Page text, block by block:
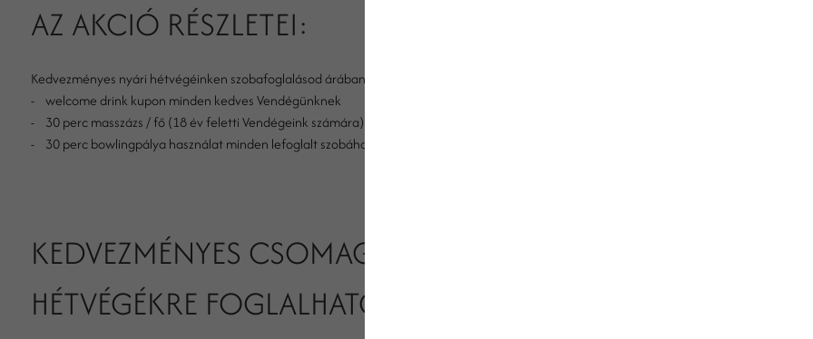
AZ AKCIÓ RÉSZLETEI:
Kedvezményes nyári hétvégéinken szobafoglalásod árában a szálláson kívül az alábbi szolgáltatásokkal várunk:
- welcome drink kupon minden kedves Vendégünknek
- 30 perc masszázs / fő (18 év feletti Vendégeink számára)
- 30 perc bowlingpálya használat minden lefoglalt szobához a Carbon Bar-ban
KEDVEZMÉNYES CSOMAGAJÁNLATUNK AZ ALÁBBI
HÉTVÉGÉKRE FOGLALHATÓ: